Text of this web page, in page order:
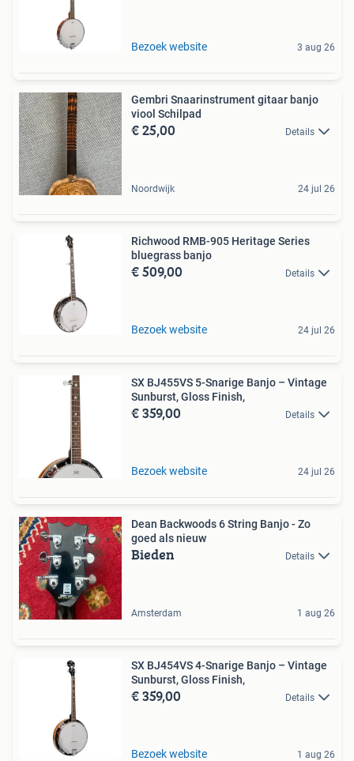
Bezoek website 3 aug 26
Gembri Snaarinstrument gitaar banjo
viool Schilpad
€ 25,00 Details
Noordwijk 24 jul 26
Richwood RMB-905 Heritage Series
bluegrass banjo
€ 509,00 Details
Bezoek website 24 jul 26
SX BJ455VS 5-Snarige Banjo – Vintage
Sunburst, Gloss Finish,
€ 359,00 Details
Bezoek website 24 jul 26
Dean Backwoods 6 String Banjo - Zo
goed als nieuw
Bieden Details
Amsterdam 1 aug 26
SX BJ454VS 4-Snarige Banjo – Vintage
Sunburst, Gloss Finish,
€ 359,00 Details
Bezoek website 1 aug 26